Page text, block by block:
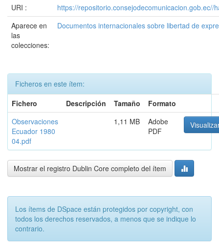
URI :
https://repositorio.consejodecomunicacion.gob.ec//
Aparece en
las
colecciones:
Documentos internacionales sobre libertad de
Ficheros en este ítem:
Fichero
Descripción Tamaño
Formato
Observaciones
Ecuador 1980
04.pdf
1,11 MB
Adobe
PDF
Mostrar el registro Dublin Core completo del ítem
Los ítems de DSpace están protegidos por copyright, con
todos los derechos reservados, a menos que se indique lo
contrario.